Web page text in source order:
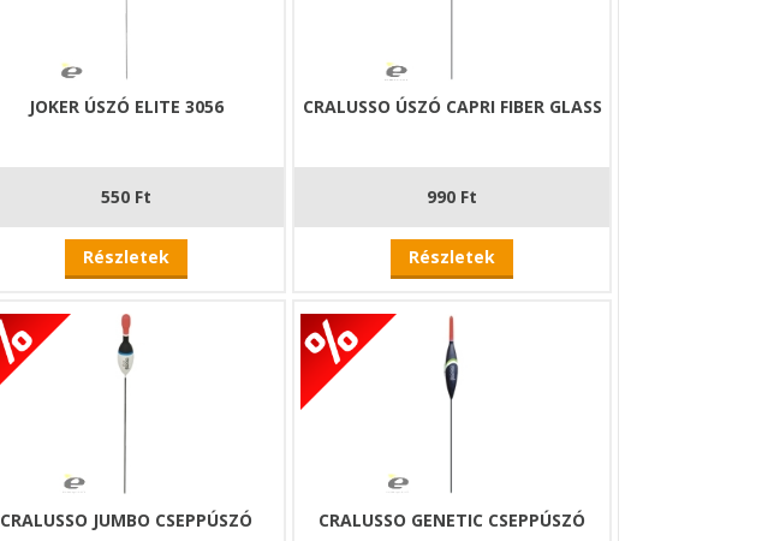
JOKER ÚSZÓ ELITE 3056
550 Ft
Részletek
CRALUSSO ÚSZÓ CAPRI FIBER GLASS
990 Ft
Részletek
CRALUSSO JUMBO CSEPPÚSZÓ CRALUSSO GENETIC CSEPPÚSZÓ